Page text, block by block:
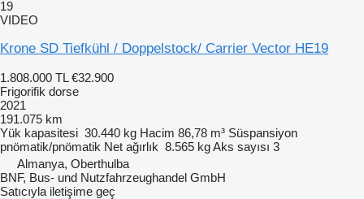
19
VIDEO
Krone SD Tiefkühl / Doppelstock/ Carrier Vector HE19
1.808.000 TL €32.900
Frigorifik dorse
2021
191.075 km
Yük kapasitesi 30.440 kg Hacim 86,78 m³ Süspansiyon
pnömatik/pnömatik Net ağırlık 8.565 kgAks sayısı 3
Almanya, Oberthulba
BNF, Bus- und Nutzfahrzeughandel GmbH
Satıcıyla iletişime geç